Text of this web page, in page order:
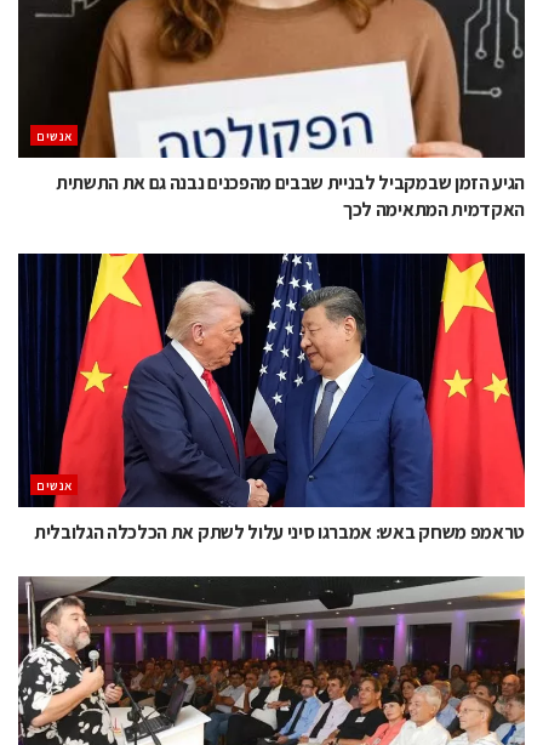
אנשים
הגיע הזמן שבמקביל לבניית שבבים מהפכנים נבנה גם את התשתית
האקדמית המתאימה לכך
אנשים
טראמפ משחק באש: אמברגו סיני עלול לשתק את הכלכלה הגלובלית